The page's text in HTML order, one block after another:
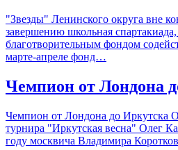
"Звезды" Ленинского округа вне
завершению школьная
благотворительным фондом
марте-апреле фонд…
Чемпион от Лондона
Чемпион от Лондона до Иркутска
турнира "Иркутская весна" Олег
году москвича Владимира